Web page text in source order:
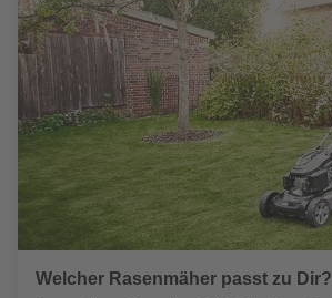
Welcher Rasenmäher passt zu Dir?